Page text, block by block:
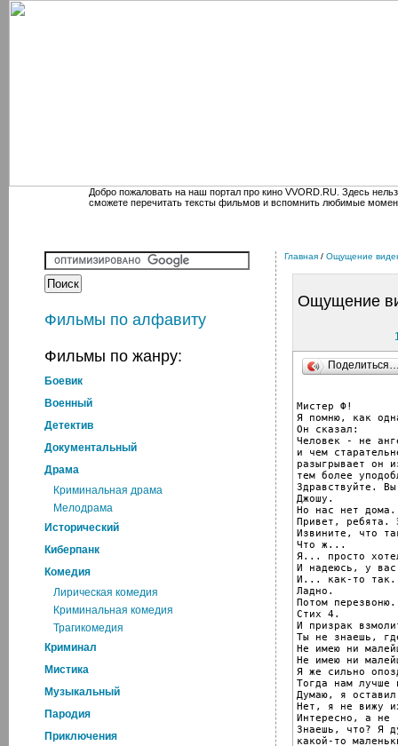
Добро пожаловать на наш портал про кино VVORD.RU. Здесь
сможете перечитать тексты фильмов и вспомнить любимые
Фильмы по алфавиту
Фильмы по жанру:
Боевик
Военный
Детектив
Документальный
Драма
Криминальная драма
Мелодрама
Исторический
Киберпанк
Комедия
Лирическая комедия
Криминальная комедия
Трагикомедия
Криминал
Мистика
Музыкальный
Пародия
Приключения
Главная / Ощущение
Ощущение
Мистер Ф!
Я помню, как
Он сказал:
Человек - не
и чем
разыгрывает он
тем более
Здравствуйте.
Джошу.
Но нас нет дома.
Привет, ребята.
Извините, что
Что ж...
Я... просто
И надеюсь, у
И... как-то так.
Ладно.
Потом перезвоню.
Стих 4.
И призрак
Ты не знаешь,
Не имею ни
Не имею ни
Я же сильно
Тогда нам лучше
Думаю, я
Нет, я не вижу
Интересно, а
Знаешь, что? Я
какой-то